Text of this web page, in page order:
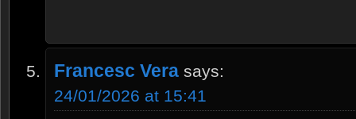
Francesc Vera says:
24/01/2026 at 15:41